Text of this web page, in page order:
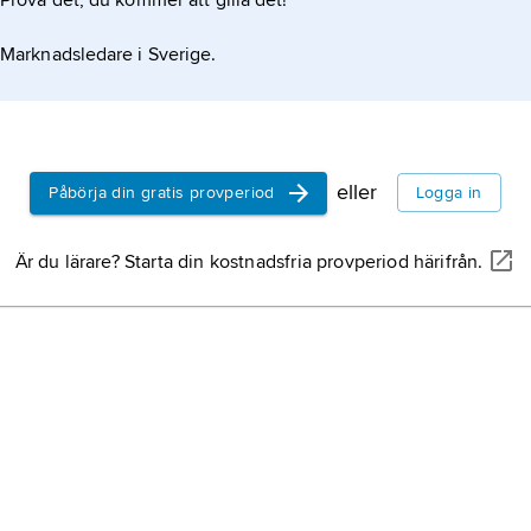
Marknadsledare i Sverige.
Påbörja din gratis provperiod eller Logga in
Är du lärare? Starta din kostnadsfria provperiod härifrån.